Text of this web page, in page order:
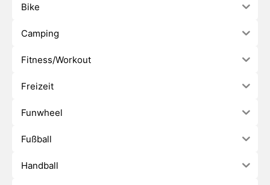
Bike
Camping
Fitness/Workout
Freizeit
Funwheel
Fußball
Handball